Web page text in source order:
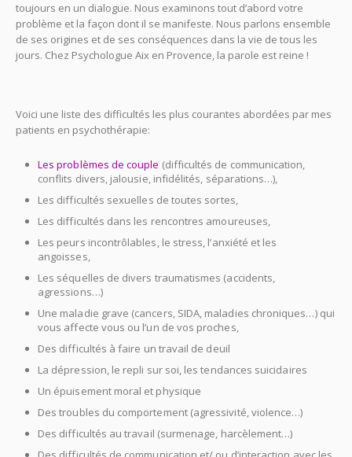
toujours en un dialogue. Nous examinons tout d’abord votre
problème et la façon dont il se manifeste. Nous parlons ensemble
de ses origines et de ses conséquences dans la vie de tous les
jours. Chez Psychologue Aix en Provence, la parole est reine !
Voici une liste des difficultés les plus courantes abordées par mes
patients en psychothérapie:
Les problèmes de couple (difficultés de communication,
conflits divers, jalousie, infidélités, séparations…),
Les difficultés sexuelles de toutes sortes,
Les difficultés dans les rencontres amoureuses,
Les peurs incontrôlables, le stress, l’anxiété et les
angoisses,
Les séquelles de divers traumatismes (accidents,
agressions…)
Une maladie grave (cancers, SIDA, maladies chroniques…) qui
vous affecte vous ou l’un de vos proches,
Des difficultés à faire un travail de deuil
La dépression, le repli sur soi, les tendances suicidaires
Un épuisement moral et physique
Des troubles du comportement (agressivité, violence…)
Des difficultés au travail (surmenage, harcèlement…)